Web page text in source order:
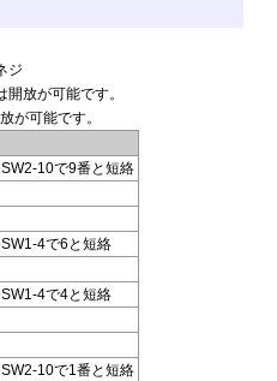
ジ
放が可能です。
が可能です。
10で9番と短絡
4で6と短絡
4で4と短絡
10で1番と短絡